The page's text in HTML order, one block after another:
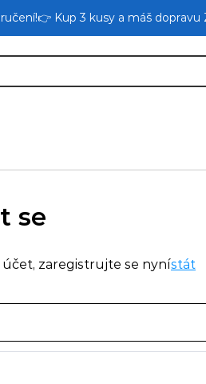
Kup 3 kusy a máš
se
zaregistrujte se nynístát